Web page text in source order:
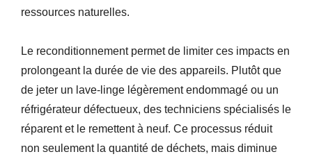
ressources naturelles.
Le reconditionnement permet de limiter ces impacts en
prolongeant la durée de vie des appareils. Plutôt que
de jeter un lave-linge légèrement endommagé ou un
réfrigérateur défectueux, des techniciens spécialisés le
réparent et le remettent à neuf. Ce processus réduit
non seulement la quantité de déchets, mais diminue